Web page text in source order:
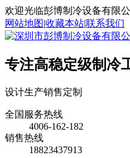
欢迎光临彭博制冷设备有限
网站地图|收藏本站|联系我们
专注高稳定级制冷
设计生产销售定制
全国服务热线
4006-162-182
销售热线
18823437913